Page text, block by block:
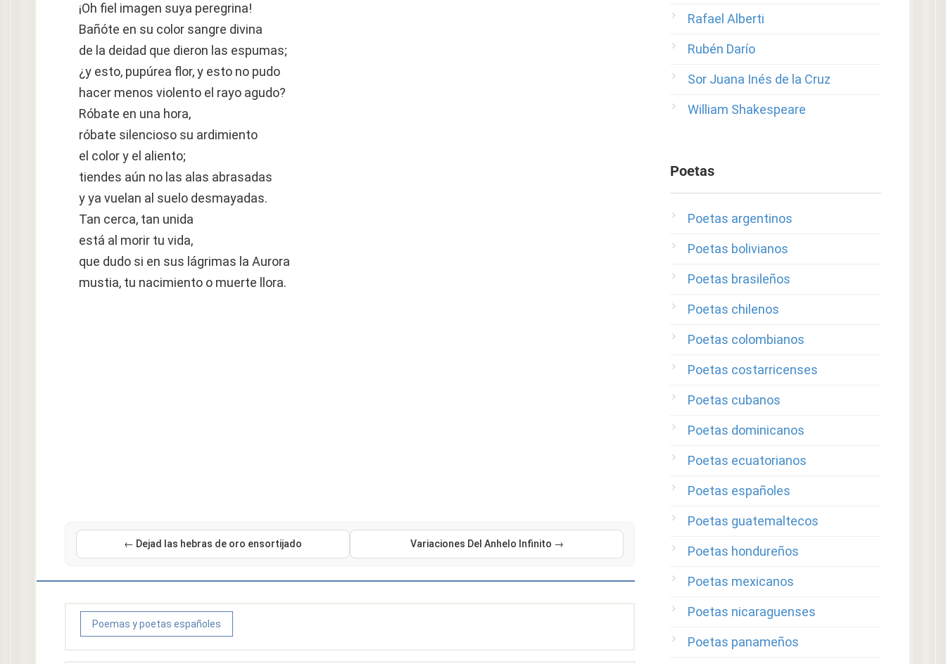
¡Oh fiel imagen suya peregrina!
Bañóte en su color sangre divina
de la deidad que dieron las espumas;
¿y esto, pupúrea flor, y esto no pudo
hacer menos violento el rayo agudo?
Róbate en una hora,
róbate silencioso su ardimiento
el color y el aliento;
tiendes aún no las alas abrasadas
y ya vuelan al suelo desmayadas.
Tan cerca, tan unida
está al morir tu vida,
que dudo si en sus lágrimas la Aurora
mustia, tu nacimiento o muerte llora.
← Dejad las hebras de oro ensortijado Variaciones Del Anhelo Infinito →
Poemas y poetas españoles
Rafael Alberti
Rubén Darío
Sor Juana Inés de la Cruz
William Shakespeare
Poetas
Poetas argentinos
Poetas bolivianos
Poetas brasileños
Poetas chilenos
Poetas colombianos
Poetas costarricenses
Poetas cubanos
Poetas dominicanos
Poetas ecuatorianos
Poetas españoles
Poetas guatemaltecos
Poetas hondureños
Poetas mexicanos
Poetas nicaraguenses
Poetas panameños